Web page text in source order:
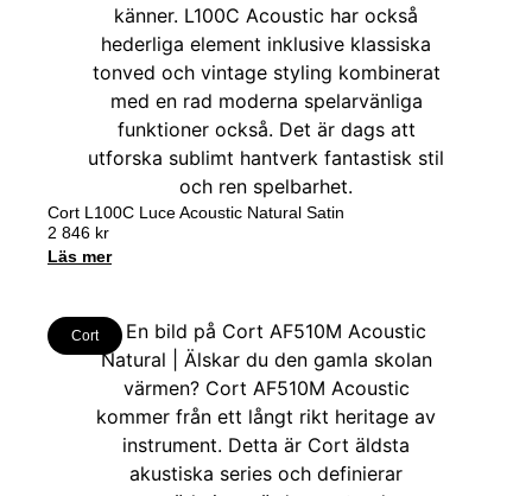
Cort L100C Luce Acoustic Natural Satin
2 846 kr
Läs mer
Cort